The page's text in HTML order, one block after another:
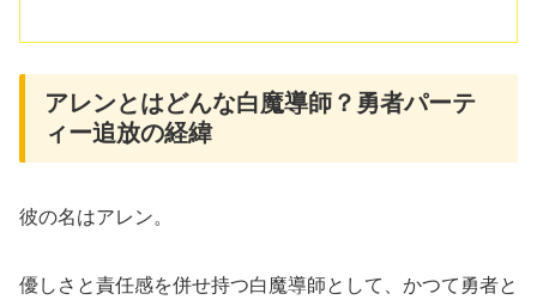
アレンとはどんな白魔導師？勇者パーテ
ィー追放の経緯
彼の名はアレン。
優しさと責任感を併せ持つ白魔導師として、かつて勇者と